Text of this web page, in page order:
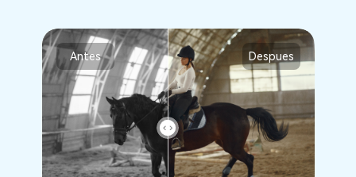
Antes Despues